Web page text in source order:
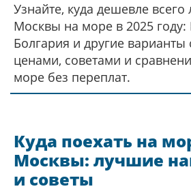
Узнайте, куда дешевле всего
Москвы на море в 2025 году:
Болгария и другие
ценами, советами и
море без переплат.
Куда поехать на
Москвы: лучшие
и советы